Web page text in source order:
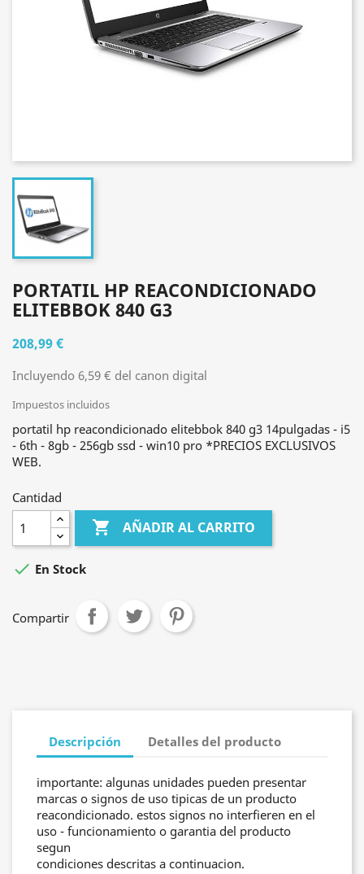
PORTATIL HP REACONDICIONADO
ELITEBBOK 840 G3
208,99 €
Incluyendo 6,59 € del canon digital
Impuestos incluidos
portatil hp reacondicionado elitebbok 840 g3 14pulgadas - i5
- 6th - 8gb - 256gb ssd - win10 pro *PRECIOS EXCLUSIVOS
WEB.
Cantidad
 AÑADIR AL CARRITO
 En Stock
Compartir
Descripción Detalles del producto
importante: algunas unidades pueden presentar
marcas o signos de uso tipicas de un producto
reacondicionado. estos signos no interfieren en el
uso - funcionamiento o garantia del producto
segun
condiciones descritas a continuacion.